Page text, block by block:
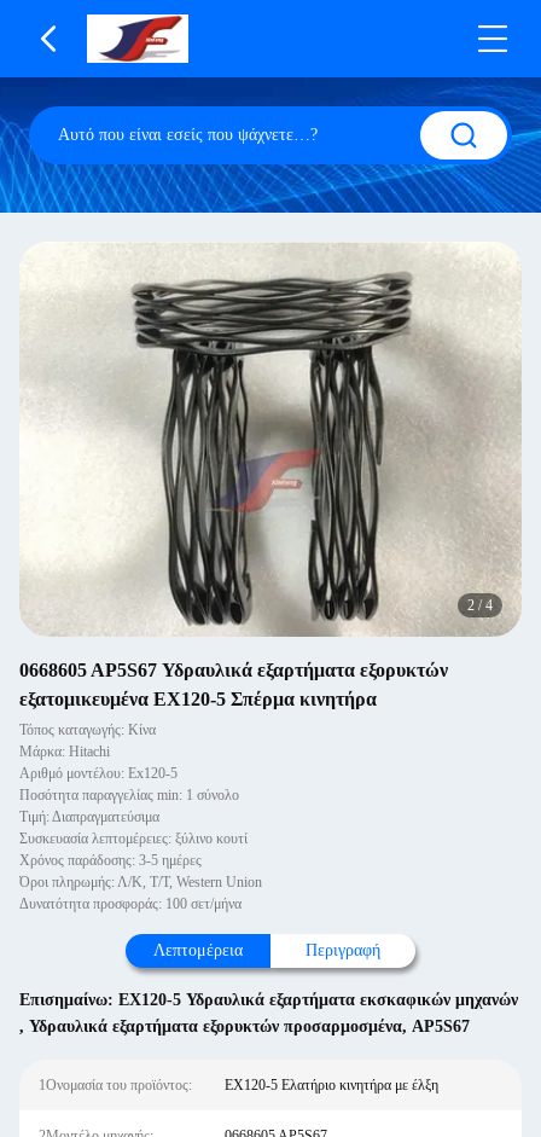
2 /4
0668605 AP5S67 Υδραυλικά εξαρτήματα εξορυκτών
εξατομικευμένα EX120-5 Σπέρμα κινητήρα
Τόπος καταγωγής: Κίνα
Μάρκα: Hitachi
Αριθμό μοντέλου: Ex120-5
Ποσότητα παραγγελίας min: 1 σύνολο
Τιμή: Διαπραγματεύσιμα
Συσκευασία λεπτομέρειες: ξύλινο κουτί
Χρόνος παράδοσης: 3-5 ημέρες
Όροι πληρωμής: Λ/Κ, Τ/Τ, Western Union
Δυνατότητα προσφοράς: 100 σετ/μήνα
Λεπτομέρεια Περιγραφή
Επισημαίνω: EX120-5 Υδραυλικά εξαρτήματα εκσκαφικών μηχανών
, Υδραυλικά εξαρτήματα εξορυκτών προσαρμοσμένα, AP5S67
1Ονομασία του προϊόντος: EX120-5 Ελατήριο κινητήρα με έλξη